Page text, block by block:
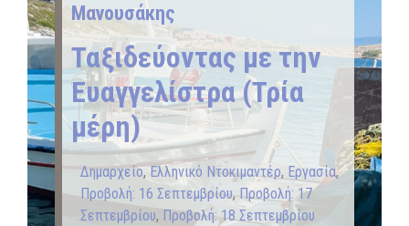
Μανουσάκης
Ταξιδεύοντας με την
Ευαγγελίστρα (Τρία
μέρη)
Δημαρχείο, Ελληνικό Ντοκιμαντέρ, Εργασία,
Προβολή: 16 Σεπτεμβρίου,Προβολή: 17
Σεπτεμβρίου, Προβολή: 18 Σεπτεμβρίου